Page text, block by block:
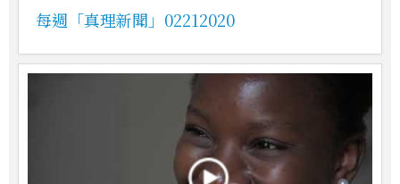
每週「真理新聞」02212020